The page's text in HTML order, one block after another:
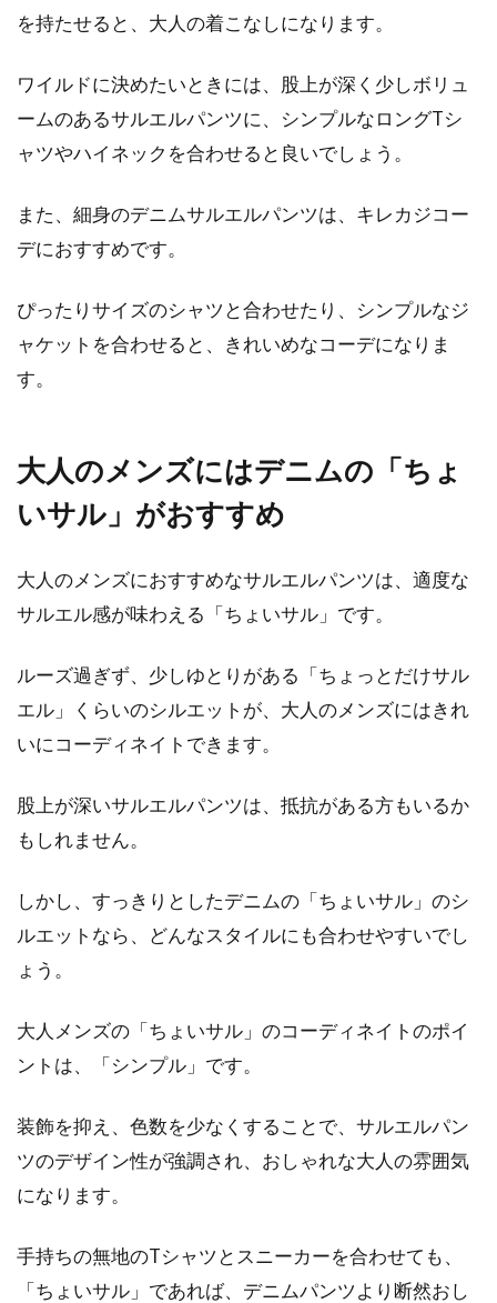
を持たせると、大人の着こなしになります。
ワイルドに決めたいときには、股上が深く少しボリュ
ームのあるサルエルパンツに、シンプルなロングTシ
ャツやハイネックを合わせると良いでしょう。
また、細身のデニムサルエルパンツは、キレカジコー
デにおすすめです。
ぴったりサイズのシャツと合わせたり、シンプルなジ
ャケットを合わせると、きれいめなコーデになりま
す。
大人のメンズにはデニムの「ちょ
いサル」がおすすめ
大人のメンズにおすすめなサルエルパンツは、適度な
サルエル感が味わえる「ちょいサル」です。
ルーズ過ぎず、少しゆとりがある「ちょっとだけサル
エル」くらいのシルエットが、大人のメンズにはきれ
いにコーディネイトできます。
股上が深いサルエルパンツは、抵抗がある方もいるか
もしれません。
しかし、すっきりとしたデニムの「ちょいサル」のシ
ルエットなら、どんなスタイルにも合わせやすいでし
ょう。
大人メンズの「ちょいサル」のコーディネイトのポイ
ントは、「シンプル」です。
装飾を抑え、色数を少なくすることで、サルエルパン
ツのデザイン性が強調され、おしゃれな大人の雰囲気
になります。
手持ちの無地のTシャツとスニーカーを合わせても、
「ちょいサル」であれば、デニムパンツより断然おし